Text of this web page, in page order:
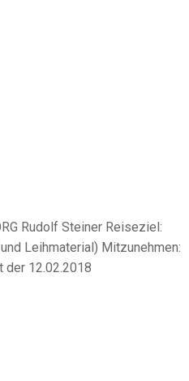
Rudolf Steiner Reiseziel:
Leihmaterial) Mitzunehmen:
der 12.02.2018